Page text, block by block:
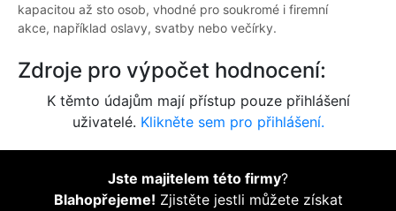
kapacitou až sto osob, vhodné pro soukromé i firemní
akce, například oslavy, svatby nebo večírky.
Zdroje pro výpočet hodnocení:
K těmto údajům mají přístup pouze přihlášení
uživatelé. Klikněte sem pro přihlášení.
Jste majitelem této firmy?
Blahopřejeme! Zjistěte jestli můžete získat